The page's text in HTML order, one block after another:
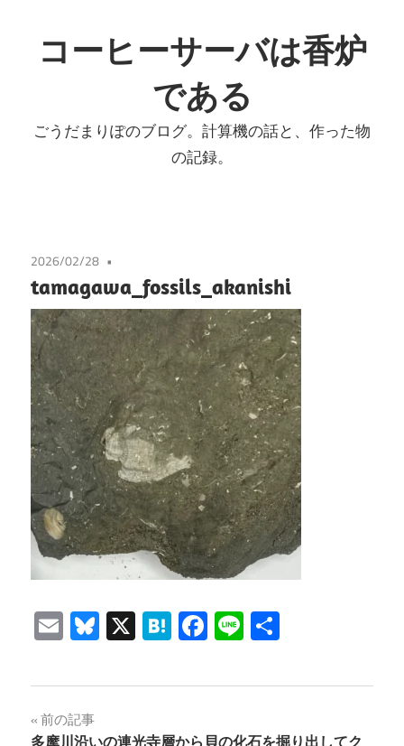
ン
テ
へ
コーヒーサーバは香炉
である
ごうだまりぽのブログ。計算機の話と、作った物
の記録。
2026/02/28
tamagawa_fossils_akanishi
EmailBluesky
X Hatena
Facebook
Line
投
前の記事
多摩川沿いの連光寺層から貝の化石を掘り出してク